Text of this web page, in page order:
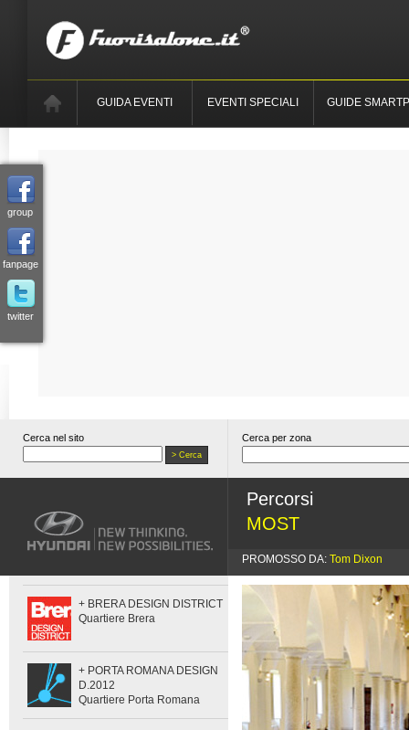
group
fanpage
twitter
GUIDA EVENTI EVENTI SPECIALI GUIDE
Cerca nel sito Cerca per zona
Percorsi
MOST
PROMOSSO DA: Tom Dixon
+ BRERA DESIGN DISTRICT
Quartiere Brera
+ PORTA ROMANA DESIGN
D.2012
Quartiere Porta Romana